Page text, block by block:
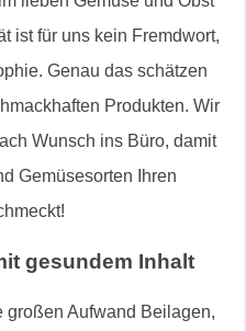
ist für uns kein Fremdwort,
Genau das schätzen
Produkten. Wir
Wunsch ins Büro, damit
Gemüsesorten Ihren
gesundem Inhalt
Aufwand Beilagen,